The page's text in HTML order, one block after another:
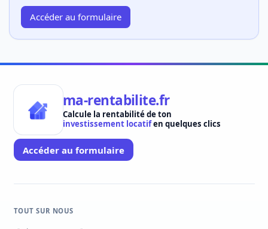
Accéder au formulaire
ma-rentabilite.fr
Calcule la rentabilité de ton
investissement locatifen quelques clics
Accéder au formulaire
TOUT SUR NOUS